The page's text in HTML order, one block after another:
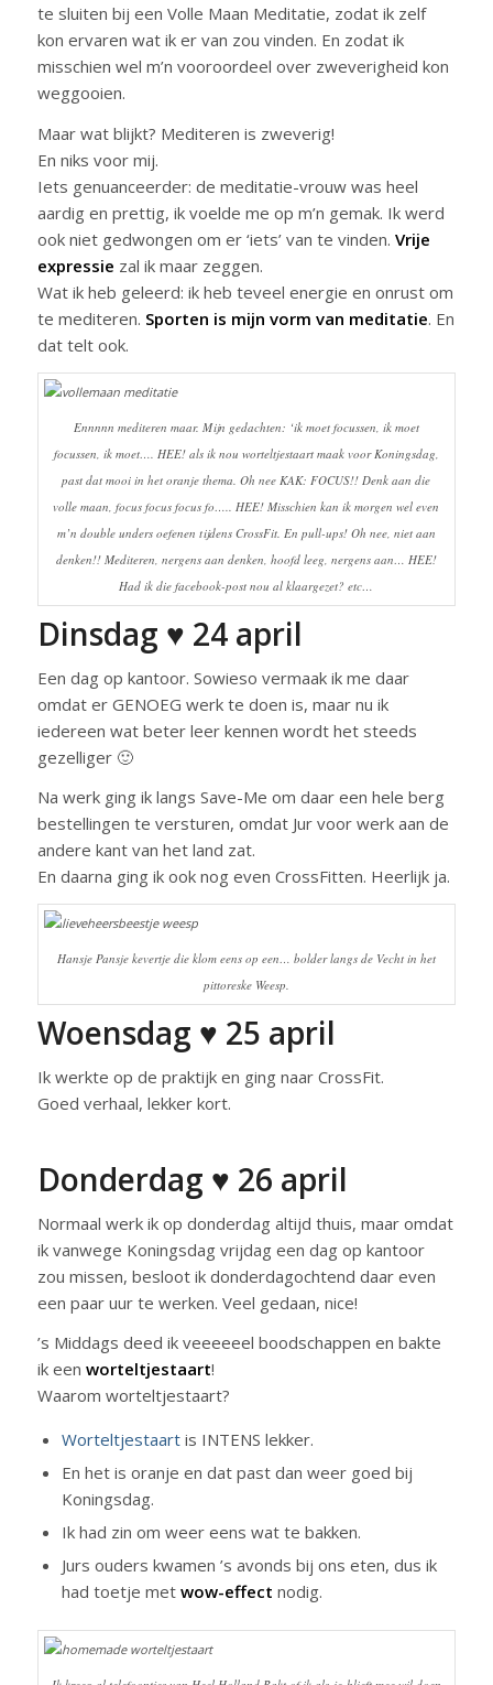
te sluiten bij een Volle Maan Meditatie, zodat ik zelf
kon ervaren wat ik er van zou vinden. En zodat ik
misschien wel m’n vooroordeel over zweverigheid kon
weggooien.
Maar wat blijkt? Mediteren is zweverig!
En niks voor mij.
Iets genuanceerder: de meditatie-vrouw was heel
aardig en prettig, ik voelde me op m’n gemak. Ik werd
ook niet gedwongen om er ‘iets’ van te vinden. Vrije
expressie zal ik maar zeggen.
Wat ik heb geleerd: ik heb teveel energie en onrust om
te mediteren. Sporten is mijn vorm van meditatie. En
dat telt ook.
Ennnnn mediteren maar. Mijn gedachten: ‘ik moet focussen, ik moet
focussen, ik moet…. HEE! als ik nou worteltjestaart maak voor Koningsdag,
past dat mooi in het oranje thema. Oh nee KAK: FOCUS!! Denk aan die
volle maan, focus focus focus fo….. HEE! Misschien kan ik morgen wel even
m’n double unders oefenen tijdens CrossFit. En pull-ups! Oh nee, niet aan
denken!! Mediteren, nergens aan denken, hoofd leeg, nergens aan… HEE!
Had ik die facebook-post nou al klaargezet? etc…
Dinsdag ♥ 24 april
Een dag op kantoor. Sowieso vermaak ik me daar
omdat er GENOEG werk te doen is, maar nu ik
iedereen wat beter leer kennen wordt het steeds
gezelliger 🙂
Na werk ging ik langs Save-Me om daar een hele berg
bestellingen te versturen, omdat Jur voor werk aan de
andere kant van het land zat.
En daarna ging ik ook nog even CrossFitten. Heerlijk ja.
Hansje Pansje kevertje die klom eens op een… bolder langs de Vecht in het
pittoreske Weesp.
Woensdag ♥ 25 april
Ik werkte op de praktijk en ging naar CrossFit.
Goed verhaal, lekker kort.
Donderdag ♥ 26 april
Normaal werk ik op donderdag altijd thuis, maar omdat
ik vanwege Koningsdag vrijdag een dag op kantoor
zou missen, besloot ik donderdagochtend daar even
een paar uur te werken. Veel gedaan, nice!
’s Middags deed ik veeeeeel boodschappen en bakte
ik een worteltjestaart!
Waarom worteltjestaart?
Worteltjestaartis INTENS lekker.
En het is oranje en dat past dan weer goed bij
Koningsdag.
Ik had zin om weer eens wat te bakken.
Jurs ouders kwamen ’s avonds bij ons eten, dus ik
had toetje metwow-effect nodig.